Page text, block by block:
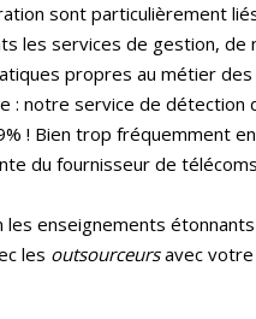
sont particulièrement
les services de gestion, de
propres au métier
: notre service de détection
! Bien trop fréquemment
du fournisseur de
enseignements
les outsourceursavec votre